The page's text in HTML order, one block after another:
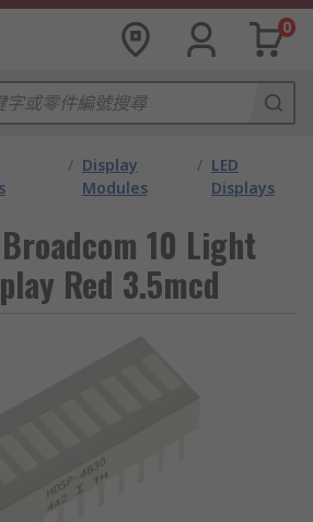
0
/ Display
Modules
/ LED
Displays
10 Light
Red 3.5mcd